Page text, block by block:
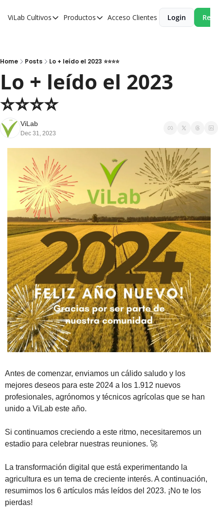
ViLab Cultivos
Cultivos
Olivos
Cítricos
Arándanos
Nogales
Tabaco
Avellanos
Productos
Productos
Estudio de Zonificación
Monitoreo Satelital de Cultivos
Acceso Clientes Login
Home Posts Lo + leído el 2023 ⭐️⭐️⭐️⭐️
Lo + leído el 2023
⭐️⭐️⭐️⭐️
ViLab
Dec 31, 2023
Antes de comenzar, enviamos un cálido saludo y los
mejores deseos para este 2024 a los 1.912 nuevos
profesionales, agrónomos y técnicos agrícolas que se han
unido a ViLab este año.
Si continuamos creciendo a este ritmo, necesitaremos un
estadio para celebrar nuestras reuniones. 🚀
La transformación digital que está experimentando la
agricultura es un tema de creciente interés. A continuación,
resumimos los 6 artículos más leídos del 2023. ¡No te los
pierdas!